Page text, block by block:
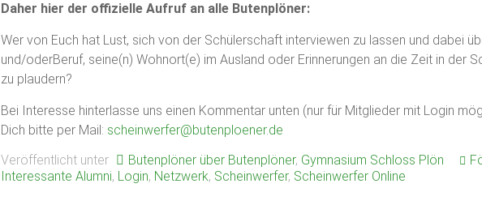
Daher hier der offizielle Aufruf an alle Butenplöner:
Wer von Euch hat Lust, sich von der Schülerschaft interviewen zu lassen und dabei
und/oderBeruf, seine(n) Wohnort(e) im Ausland oder Erinnerungen an die Zeit in der
zu plaudern?
Bei Interesse hinterlasse uns einen Kommentar unten (nur für Mitglieder mit Login
Dich bitte per Mail: scheinwerfer@butenploener.de
Veröffentlicht unter
Butenplöner über Butenplöner, Gymnasium Schloss Plön
Interessante Alumni, Login, Netzwerk, Scheinwerfer, Scheinwerfer Online